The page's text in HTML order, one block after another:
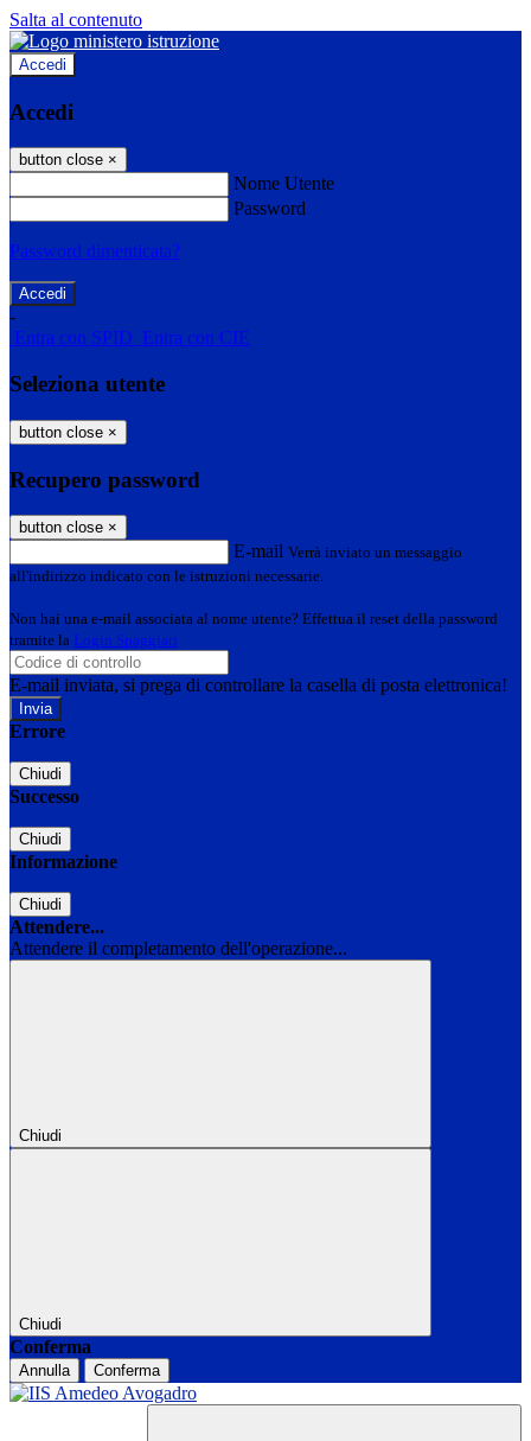
Salta al contenuto
Accedi
Accedi
button close ×
Nome Utente
Password
Password dimenticata?
-
Entra con SPID Entra con CIE
Seleziona utente
button close ×
Recupero password
button close ×
E-mail Verrà inviato un messaggio
all'indirizzo indicato con le istruzioni necessarie.
Non hai una e-mail associata al nome utente? Effettua il reset della password
tramite la Login Spaggiari
E-mail inviata, si prega di controllare la casella di posta elettronica!
Errore
Chiudi
Successo
Chiudi
Informazione
Chiudi
Attendere...
Attendere il completamento dell'operazione...
Chiudi
Chiudi
Conferma
Annulla Conferma